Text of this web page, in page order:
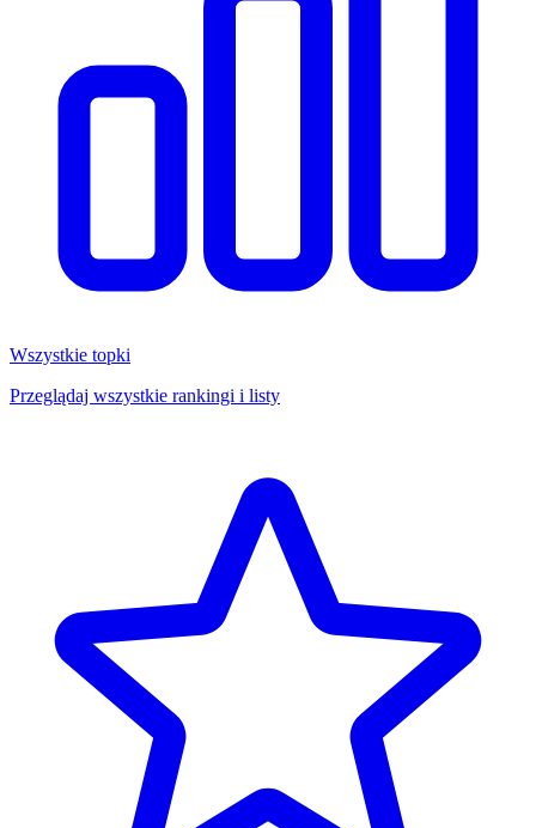
Wszystkie topki
Przeglądaj wszystkie rankingi i listy